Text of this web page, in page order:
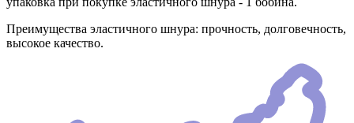
Преимущества эластичного шнура: прочность, долговечность,
высокое качество.